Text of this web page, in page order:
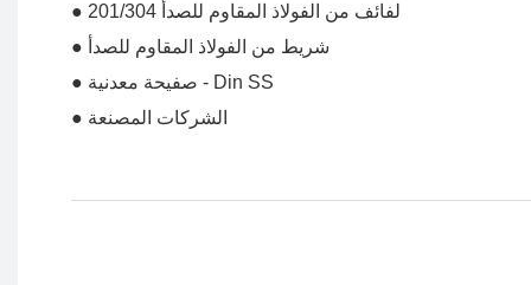
● لفائف من الفولاذ المقاوم للصدأ 201/304
● شريط من الفولاذ المقاوم للصدأ
● صفيحة معدنية - Din SS
● الشركات المصنعة